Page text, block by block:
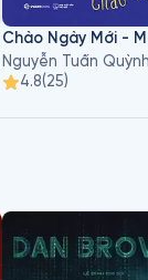
Nguyễn Tuấn Quỳnh
4.8(25)